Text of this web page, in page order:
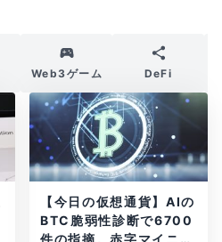
Web3ゲーム DeFi
【今日の仮想通貨】AIの
BTC脆弱性診断で6700